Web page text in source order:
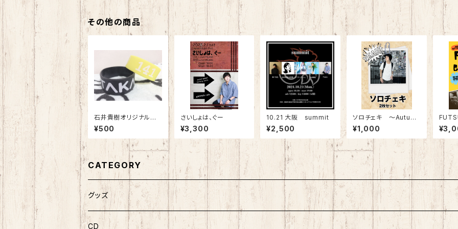
その他の商品
石井貴樹オリジナルデ
ザインラバーバンド
¥500
さいしょは、ぐー
¥3,300
10.21 大阪 summit
¥2,500
ソロチェキ 〜Autum
n〜
¥1,000
TA
CATEGORY
グッズ
CD